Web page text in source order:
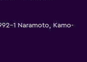
1 Naramoto, Kamo-